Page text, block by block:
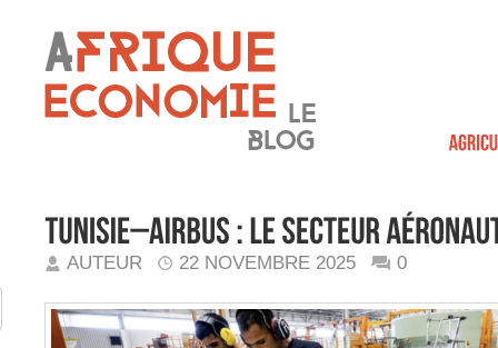
AUTEUR 22 NOVEMBRE 2025 0